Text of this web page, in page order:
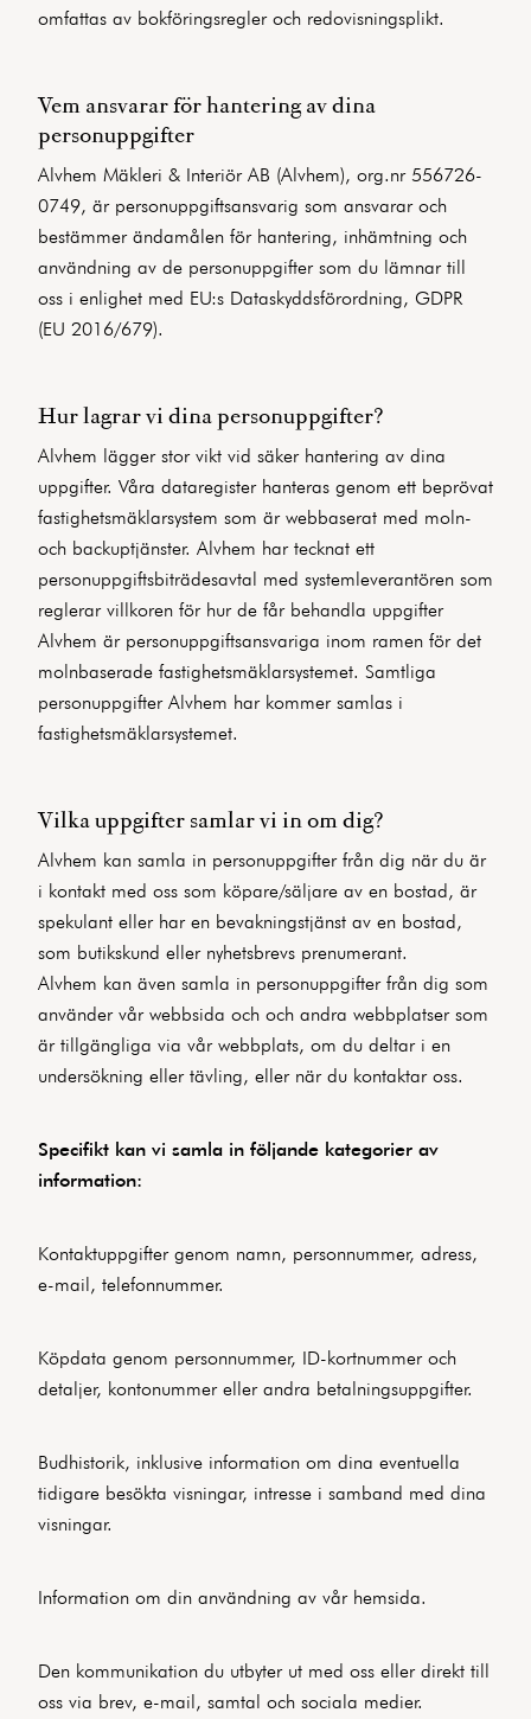
omfattas av bokföringsregler och redovisningsplikt.
Vem ansvarar för hantering av dina
personuppgifter
Alvhem Mäkleri & Interiör AB (Alvhem), org.nr 556726-
0749, är personuppgiftsansvarig som ansvarar och
bestämmer ändamålen för hantering, inhämtning och
användning av de personuppgifter som du lämnar till
oss i enlighet med EU:s Dataskyddsförordning, GDPR
(EU 2016/679).
Hur lagrar vi dina personuppgifter?
Alvhem lägger stor vikt vid säker hantering av dina
uppgifter. Våra dataregister hanteras genom ett beprövat
fastighetsmäklarsystem som är webbaserat med moln-
och backuptjänster. Alvhem har tecknat ett
personuppgiftsbiträdesavtal med systemleverantören som
reglerar villkoren för hur de får behandla uppgifter
Alvhem är personuppgiftsansvariga inom ramen för det
molnbaserade fastighetsmäklarsystemet. Samtliga
personuppgifter Alvhem har kommer samlas i
fastighetsmäklarsystemet.
Vilka uppgifter samlar vi in om dig?
Alvhem kan samla in personuppgifter från dig när du är
i kontakt med oss som köpare/säljare av en bostad, är
spekulant eller har en bevakningstjänst av en bostad,
som butikskund eller nyhetsbrevs prenumerant.
Alvhem kan även samla in personuppgifter från dig som
använder vår webbsida och och andra webbplatser som
är tillgängliga via vår webbplats, om du deltar i en
undersökning eller tävling, eller när du kontaktar oss.
Specifikt kan vi samla in följande kategorier av
information:
Kontaktuppgifter genom namn, personnummer, adress,
e-mail, telefonnummer.
Köpdata genom personnummer, ID-kortnummer och
detaljer, kontonummer eller andra betalningsuppgifter.
Budhistorik, inklusive information om dina eventuella
tidigare besökta visningar, intresse i samband med dina
visningar.
Information om din användning av vår hemsida.
Den kommunikation du utbyter ut med oss eller direkt till
oss via brev, e-mail, samtal och sociala medier.